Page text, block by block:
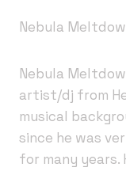
Nebula
Nebula
artist/dj from
musical
since he was
for many